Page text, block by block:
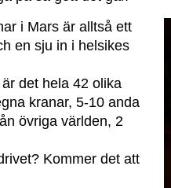
i Mars är alltså ett
en sju in i helsikes
det hela 42 olika
kranar, 5-10 anda
övriga världen, 2
Kommer det att